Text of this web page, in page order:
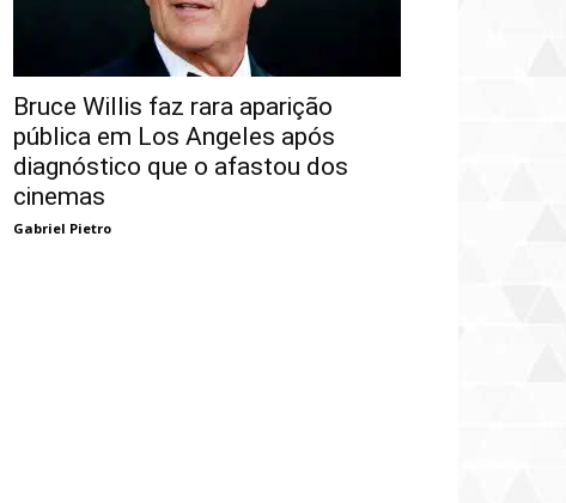
Bruce Willis faz rara aparição
pública em Los Angeles após
diagnóstico que o afastou dos
cinemas
Gabriel Pietro